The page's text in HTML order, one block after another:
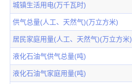
城镇生活用电(万千瓦时)
供气总量(人工、天然气)(万立方米)
居民家庭用量(人工、天然气)(万立方米)
液化石油气供气总量(吨)
液化石油气家庭用量(吨)